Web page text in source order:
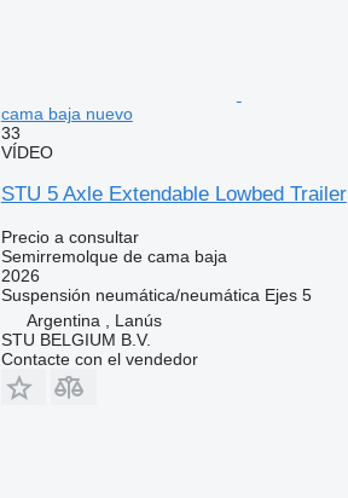
cama baja nuevo
33
VÍDEO
STU 5 Axle Extendable Lowbed Trailer
Precio a consultar
Semirremolque de cama baja
2026
Suspensión neumática/neumática Ejes 5
Argentina , Lanús
STU BELGIUM B.V.
Contacte con el vendedor